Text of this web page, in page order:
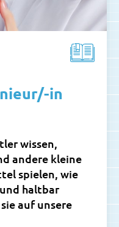
in
wissen,
andere kleine
spielen, wie
haltbar
auf unsere